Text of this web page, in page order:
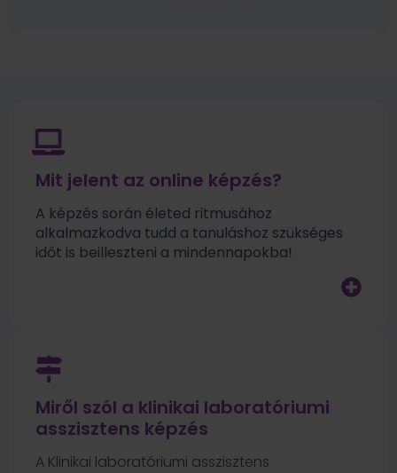
Mit jelent az online képzés?
A képzés során életed ritmusához
alkalmazkodva tudd a tanuláshoz szükséges
időt is beilleszteni a mindennapokba!
Miről szól a klinikai laboratóriumi
asszisztens képzés
A Klinikai laboratóriumi asszisztens